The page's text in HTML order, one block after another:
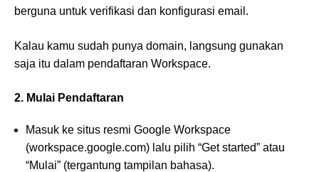
berguna untuk verifikasi dan konfigurasi email.
Kalau kamu sudah punya domain, langsung gunakan
saja itu dalam pendaftaran Workspace.
2. Mulai Pendaftaran
Masuk ke situs resmi Google Workspace
(workspace.google.com) lalu pilih “Get started” atau
“Mulai” (tergantung tampilan bahasa).